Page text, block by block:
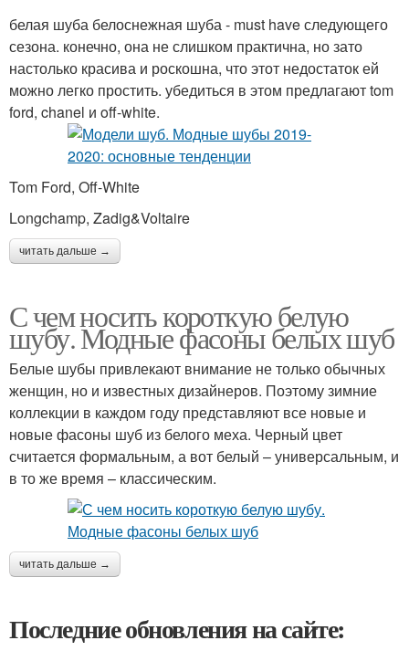
белая шуба белоснежная шуба - must have следующего
сезона. конечно, она не слишком практична, но зато
настолько красива и роскошна, что этот недостаток ей
можно легко простить. убедиться в этом предлагают tom
ford, chanel и off-white.
Tom Ford, Off-White
Longchamp, Zadig&Voltaire
читать дальше →
С чем носить короткую белую
шубу. Модные фасоны белых шуб
Белые шубы привлекают внимание не только обычных
женщин, но и известных дизайнеров. Поэтому зимние
коллекции в каждом году представляют все новые и
новые фасоны шуб из белого меха. Черный цвет
считается формальным, а вот белый – универсальным, и
в то же время – классическим.
читать дальше →
Последние обновления на сайте: